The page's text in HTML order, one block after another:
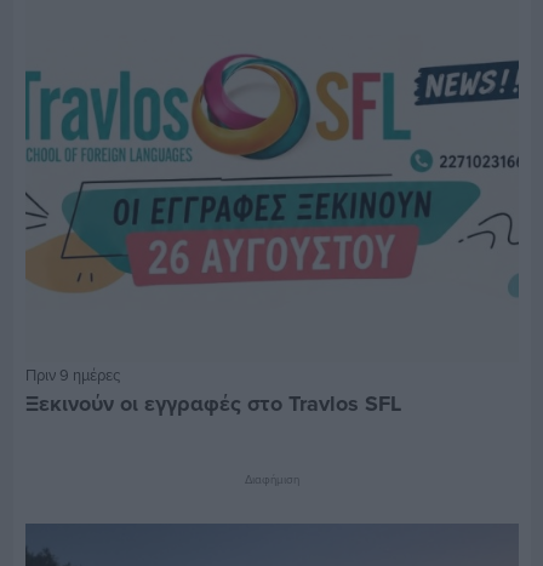
Πριν 9 ημέρες
Ξεκινούν οι εγγραφές στο Travlos SFL
Διαφήμιση